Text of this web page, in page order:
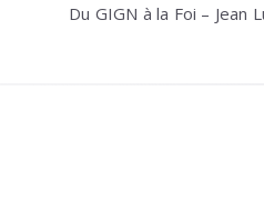
de
Du GIGN à la Foi – Jean